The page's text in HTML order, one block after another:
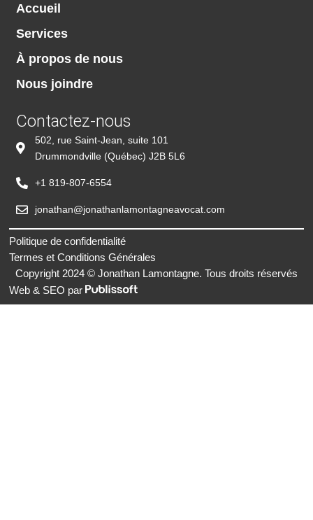
Accueil
Services
À propos de nous
Nous joindre
Contactez-nous
502, rue Saint-Jean, suite 101
Drummondville (Québec) J2B 5L6
+1 819-807-6554
jonathan@jonathanlamontagneavocat.com
Copyright 2024 © Jonathan Lamontagne. Tous droits réservés
Politique de confidentialité
Termes et Conditions Générales
Web & SEO par